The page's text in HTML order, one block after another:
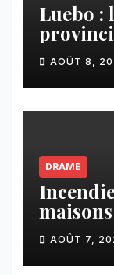
Luebo :
AOÛT 8,
DRAME
AOÛT 7,